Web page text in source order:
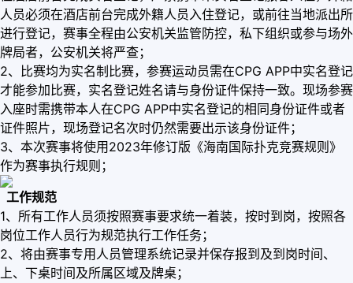
人员必须在酒店前台完成外籍人员入住登记，或前往当地派出所
进行登记，赛事全程由公安机关监管防控，私下组织或参与场外
牌局者，公安机关将严查；
2、比赛均为实名制比赛，参赛运动员需在CPG APP中实名登记
才能参加比赛，实名登记姓名请与身份证件保持一致。现场参赛
入座时需携带本人在CPG APP中实名登记的相同身份证件或者
证件照片，现场登记名次时仍然需要出示该身份证件；
3、本次赛事将使用2023年修订版《海南国际扑克竞赛规则》
作为赛事执行规则；
工作规范
1、所有工作人员须按照赛事要求统一着装，按时到岗，按照各
岗位工作人员行为规范执行工作任务；
2、将由赛事专用人员管理系统记录并保存报到及到岗时间、
上、下桌时间及所属区域及牌桌；